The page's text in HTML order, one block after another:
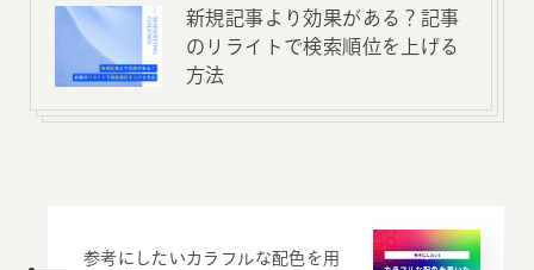
新規記事より効果がある？記事
のリライトで検索順位を上げる
方法
参考にしたいカラフルな配色を用